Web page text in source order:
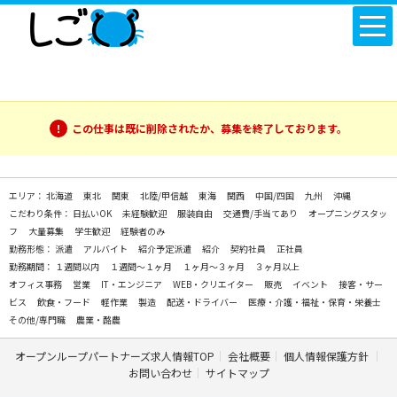
この仕事は既に削除されたか、募集を終了しております。
エリア： 北海道 東北 関東 北陸/甲信越 東海 関西 中国/四国 九州
沖縄
こだわり条件： 日払いOK 未経験歓迎 服装自由 交通費/手当てあり
オープニングスタッ
フ
大量募集 学生歓迎
経験者のみ
勤務形態： 派遣 アルバイト 紹介予定派遣 紹介 契約社員
正社員
勤務期間： １週間以内 １週間～１ヶ月 １ヶ月～３ヶ月
３ヶ月以上
オフィス事務
営業 IT・エンジニア WEB・クリエイター 販売 イベント
接客・サー
ビス
飲食・フード 軽作業 製造 配送・ドライバー
医療・介護・福祉・保育・栄養士
その他/専門職
農業・酪農
オープンループパートナーズ求人情報TOP 会社概要
個人情報保護方針
お問い合わせ
サイトマップ